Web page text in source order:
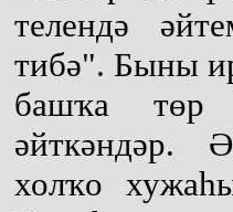
телендә
тибә". Быны
башҡа төр
әйткәндәр.
холҡо